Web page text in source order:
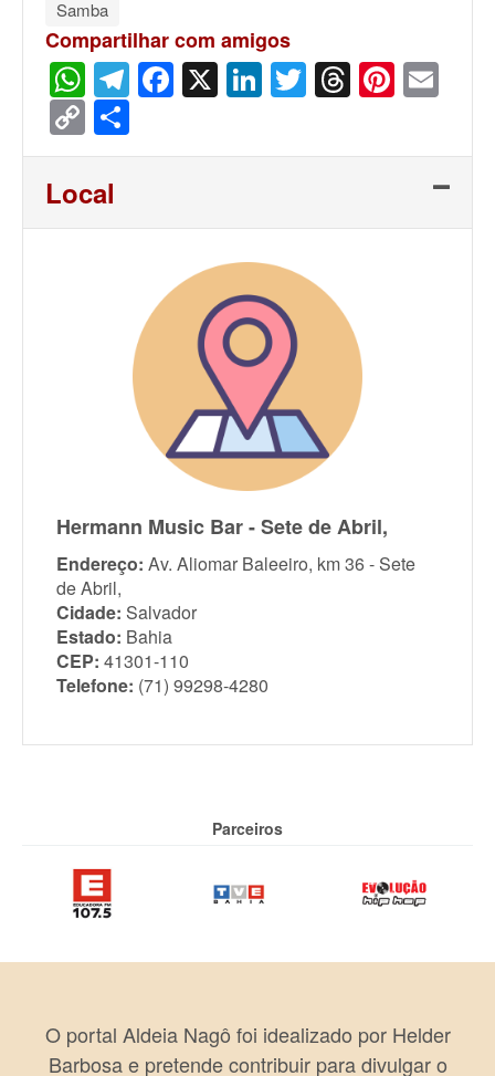
Samba
Compartilhar com amigos
WhatsApp
Telegram
Facebook
X LinkedIn
Twitter
Threads
Copy
Link
Local
Hermann Music Bar - Sete de Abril,
Endereço: Av. Aliomar Baleeiro, km 36 - Sete
de Abril,
Cidade: Salvador
Estado: Bahia
CEP: 41301-110
Telefone: (71) 99298-4280
Parceiros
O portal Aldeia Nagô foi idealizado por Helder
Barbosa e pretende contribuir para divulgar o